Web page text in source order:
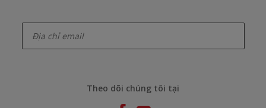
Theo dõi chúng tôi tại